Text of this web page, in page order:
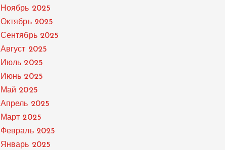
Ноябрь 2025
Октябрь 2025
Сентябрь 2025
Август 2025
Июль 2025
Июнь 2025
Май 2025
Апрель 2025
Март 2025
Февраль 2025
Январь 2025